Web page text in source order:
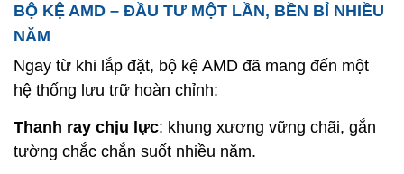
BỘ KỆ AMD – ĐẦU TƯ MỘT LẦN, BỀN BỈ NHIỀU
NĂM
Ngay từ khi lắp đặt, bộ kệ AMD đã mang đến một
hệ thống lưu trữ hoàn chỉnh:
Thanh ray chịu lực: khung xương vững chãi, gắn
tường chắc chắn suốt nhiều năm.